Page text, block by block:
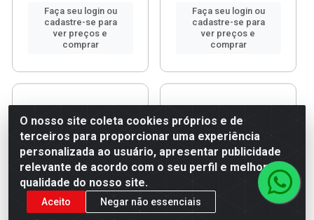
Faça seu login ou
cadastre-se para
ver preços e
comprar
Faça seu login ou
cadastre-se para
ver preços e
comprar
O nosso site coleta cookies próprios e de
terceiros para proporcionar uma experiência
personalizada ao usuário, apresentar publicidade
relevante de acordo com o seu perfil e melhorar a
qualidade do nosso site.
Aceito
Negar não essenciais